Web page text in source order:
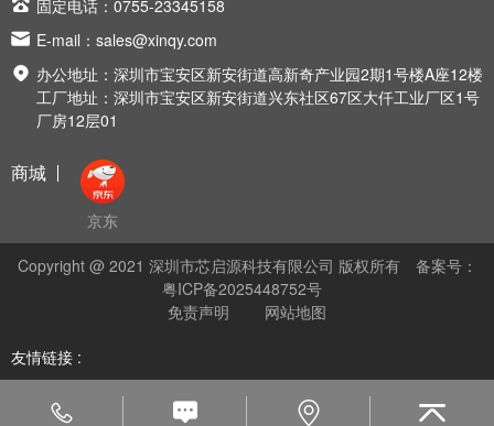
 固定电话：0755-23345158
 E-mail： sales@xinqy.com
 办公地址：深圳市宝安区新安街道高新奇产业园2期1号楼A座12楼
工厂地址：深圳市宝安区新安街道兴东社区67区大仟工业厂区1号
厂房12层01
商城
京东
Copyright @ 2021 深圳市芯启源科技有限公司 版权所有
备案号：
粤ICP备2025448752号
免责声明
网站地图
友情链接 :
   